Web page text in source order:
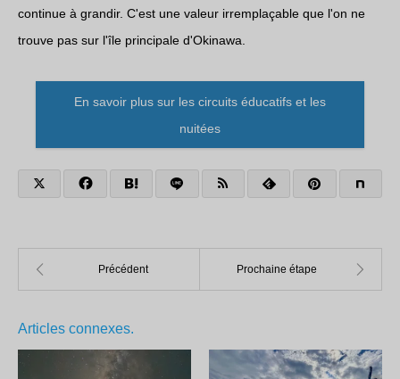
continue à grandir. C'est une valeur irremplaçable que l'on ne
trouve pas sur l'île principale d'Okinawa.
En savoir plus sur les circuits éducatifs et les
nuitées
Articles connexes.